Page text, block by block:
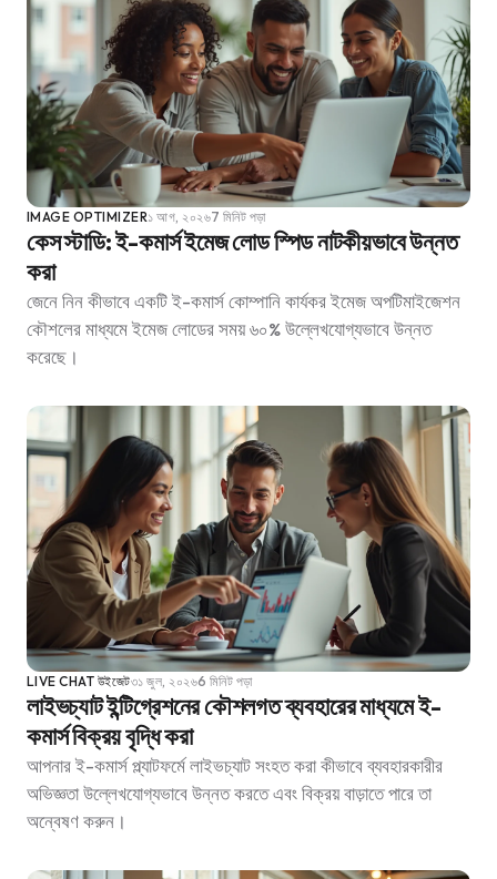
IMAGE OPTIMIZER১ আগ, ২০২৬7 মিনিট পড়া
কেস স্টাডি: ই-কমার্স ইমেজ লোড স্পিড নাটকীয়ভাবে উন্নত
করা
জেনে নিন কীভাবে একটি ই-কমার্স কোম্পানি কার্যকর ইমেজ অপটিমাইজেশন
কৌশলের মাধ্যমে ইমেজ লোডের সময় ৬০% উল্লেখযোগ্যভাবে উন্নত
করেছে।
LIVE CHAT উইজেট৩১ জুল, ২০২৬6 মিনিট পড়া
লাইভচ্যাট ইন্টিগ্রেশনের কৌশলগত ব্যবহারের মাধ্যমে ই-
কমার্স বিক্রয় বৃদ্ধি করা
আপনার ই-কমার্স প্ল্যাটফর্মে লাইভচ্যাট সংহত করা কীভাবে ব্যবহারকারীর
অভিজ্ঞতা উল্লেখযোগ্যভাবে উন্নত করতে এবং বিক্রয় বাড়াতে পারে তা
অন্বেষণ করুন।